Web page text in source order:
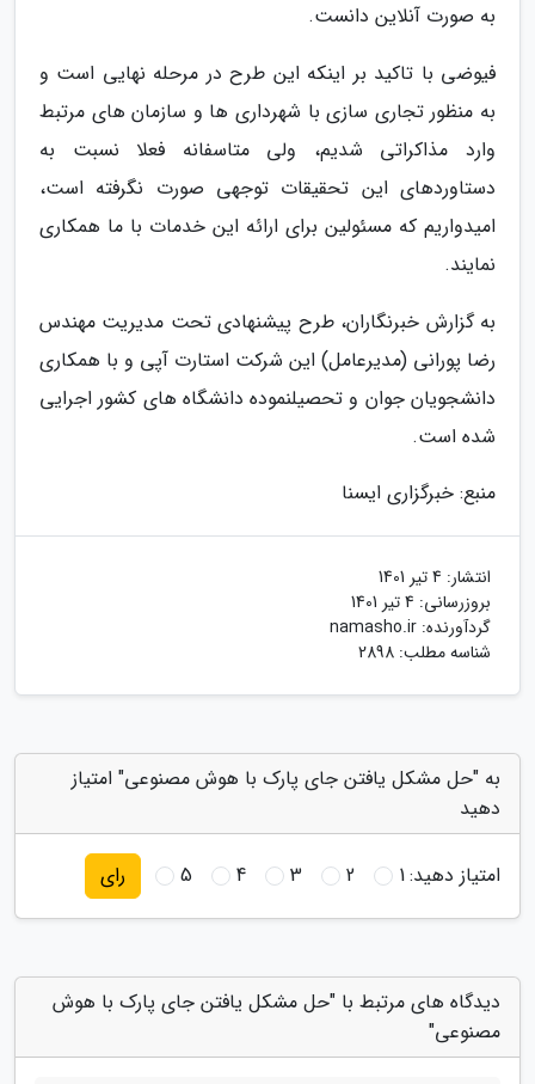
به صورت آنلاین دانست.
فیوضی با تاکید بر اینکه این طرح در مرحله نهایی است و
به منظور تجاری سازی با شهرداری ­ها و سازمان ­های مرتبط
وارد مذاکراتی شدیم، ولی متاسفانه فعلا نسبت به
دستاوردهای این تحقیقات توجهی صورت نگرفته است،
امیدواریم که مسئولین برای ارائه این خدمات با ما همکاری
نمایند.
به گزارش خبرنگاران، طرح پیشنهادی تحت مدیریت مهندس
رضا پورانی (مدیرعامل) این شرکت استارت آپی و با همکاری
دانشجویان جوان و تحصیلنموده دانشگاه های کشور اجرایی
شده است.
منبع: خبرگزاری ایسنا
انتشار: 4 تیر 1401
بروزرسانی: 4 تیر 1401
گردآورنده: namasho.ir
شناسه مطلب: 2898
به "حل مشکل یافتن جای پارک با هوش مصنوعی" امتیاز
دهید
امتیاز دهید:1
2
3
4
5 رای
دیدگاه های مرتبط با "حل مشکل یافتن جای پارک با هوش
مصنوعی"